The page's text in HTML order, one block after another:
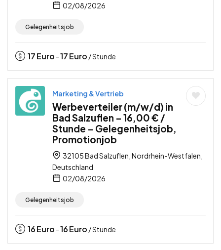
02/08/2026
Gelegenheitsjob
17Euro -17Euro / Stunde
Marketing & Vertrieb
Werbeverteiler (m/w/d) in
Bad Salzuflen – 16,00 € /
Stunde – Gelegenheitsjob,
Promotionjob
32105 Bad Salzuflen, Nordrhein-Westfalen,
Deutschland
02/08/2026
Gelegenheitsjob
16Euro -16Euro / Stunde